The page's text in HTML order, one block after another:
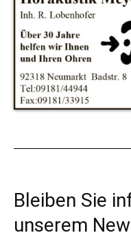
Bleiben Sie
unserem